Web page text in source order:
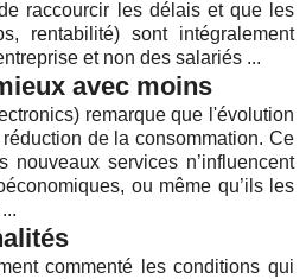
raccourcir les délais et que les
rentabilité) sont intégralement
et non des salariés ...
avec moins
remarque que l'évolution
de la consommation. Ce
nouveaux services n’influencent
ou même qu’ils les
commenté les conditions qui